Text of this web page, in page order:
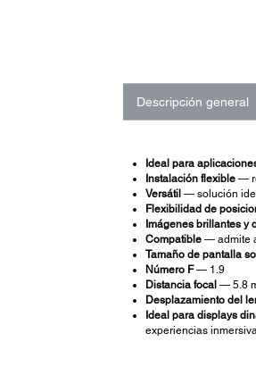
Descripción general
Ideal para
Instalación flexible —
Versátil — solución
Flexibilidad de
Imágenes brillantes y
Compatible — admite
Tamaño de pantalla
Número F— 1.9
Distancia focal — 5.8
Desplazamiento del
Ideal para displays
experiencias